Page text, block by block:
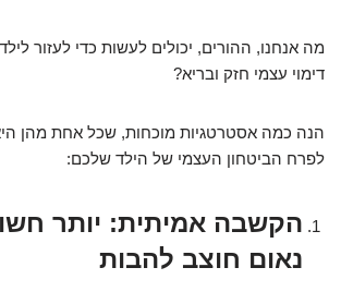
מה אנחנו, ההורים, יכולים לעשות כדי לעזור
דימוי עצמי חזק ובריא?
הנה כמה אסטרטגיות מוכחות, שכל אחת מהן
לפרח הביטחון העצמי של הילד שלכם:
הקשבה אמיתית: יותר
נאום חוצב להבות